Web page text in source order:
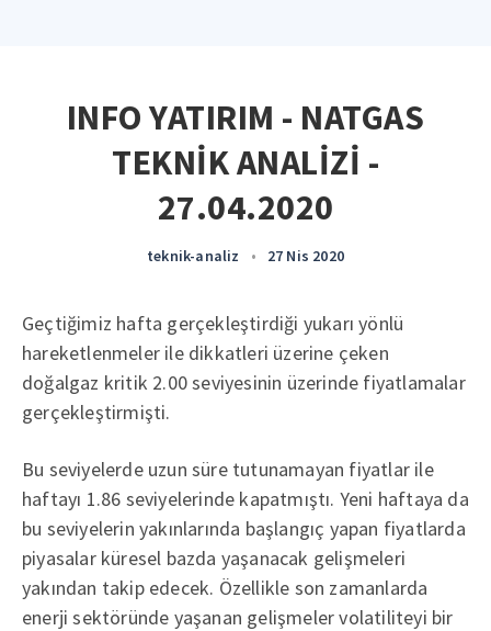
INFO YATIRIM - NATGAS
TEKNİK ANALİZİ -
27.04.2020
teknik-analiz • 27 Nis 2020
Geçtiğimiz hafta gerçekleştirdiği yukarı yönlü
hareketlenmeler ile dikkatleri üzerine çeken
doğalgaz kritik 2.00 seviyesinin üzerinde fiyatlamalar
gerçekleştirmişti.
Bu seviyelerde uzun süre tutunamayan fiyatlar ile
haftayı 1.86 seviyelerinde kapatmıştı. Yeni haftaya da
bu seviyelerin yakınlarında başlangıç yapan fiyatlarda
piyasalar küresel bazda yaşanacak gelişmeleri
yakından takip edecek. Özellikle son zamanlarda
enerji sektöründe yaşanan gelişmeler volatiliteyi bir